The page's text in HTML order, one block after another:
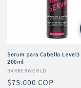
Serum para Cabello Level3
200ml
Proveedor:
BARBERWORLD
Precio
$75.000 COP